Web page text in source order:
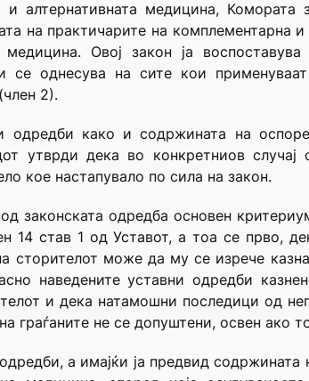
алтернативната медицина, Комората
на практичарите на комплементарна
Овој закон ја
се однесува на сите кои
2).
одредби како и содржината на
утврди дека во конкретниов
кое настапувало по сила на закон.
законската одредба основен
14 став 1 од Уставот, а тоа се прво,
сторителот може да му се изрече
наведените уставни одредби
и дека натамошни последици од
граѓаните не се допуштени, освен ако
а имајќи ја предвид